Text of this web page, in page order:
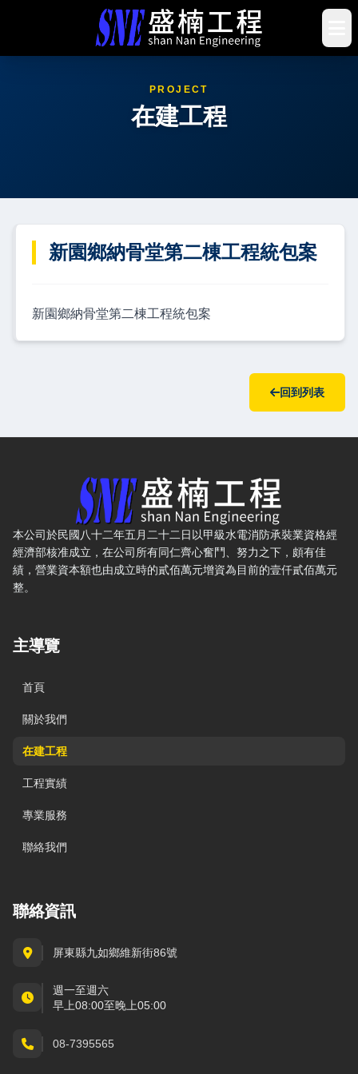
PROJECT
在建工程
新園鄉納骨堂第二棟工程統包案
新園鄉納骨堂第二棟工程統包案
回到列表
盛楠水電工程有限公司 — 網站概要、主導覽與聯絡方式
本公司於民國八十二年五月二十二日以甲級水電消防承裝業資格經
經濟部核准成立，在公司所有同仁齊心奮鬥、努力之下，頗有佳
績，營業資本額也由成立時的貳佰萬元增資為目前的壹仟貳佰萬元
整。
主導覽
首頁
關於我們
在建工程
工程實績
專業服務
聯絡我們
聯絡資訊
屏東縣九如鄉維新街86號
週一至週六
早上08:00至晚上05:00
08-7395565